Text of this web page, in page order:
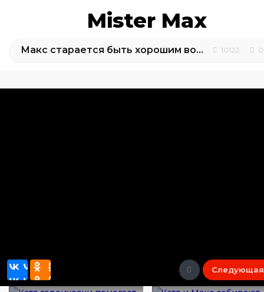
Mister Max
Макс старается быть хорошим воспитателем для Кати 10122
Следующая